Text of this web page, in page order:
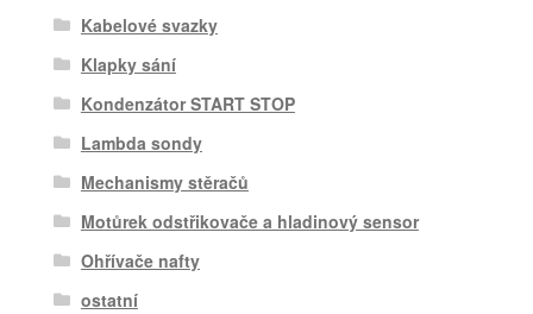
Kabelové svazky
Klapky sání
Kondenzátor START STOP
Lambda sondy
Mechanismy stěračů
Motůrek odstřikovače a hladinový sensor
Ohřívače nafty
ostatní